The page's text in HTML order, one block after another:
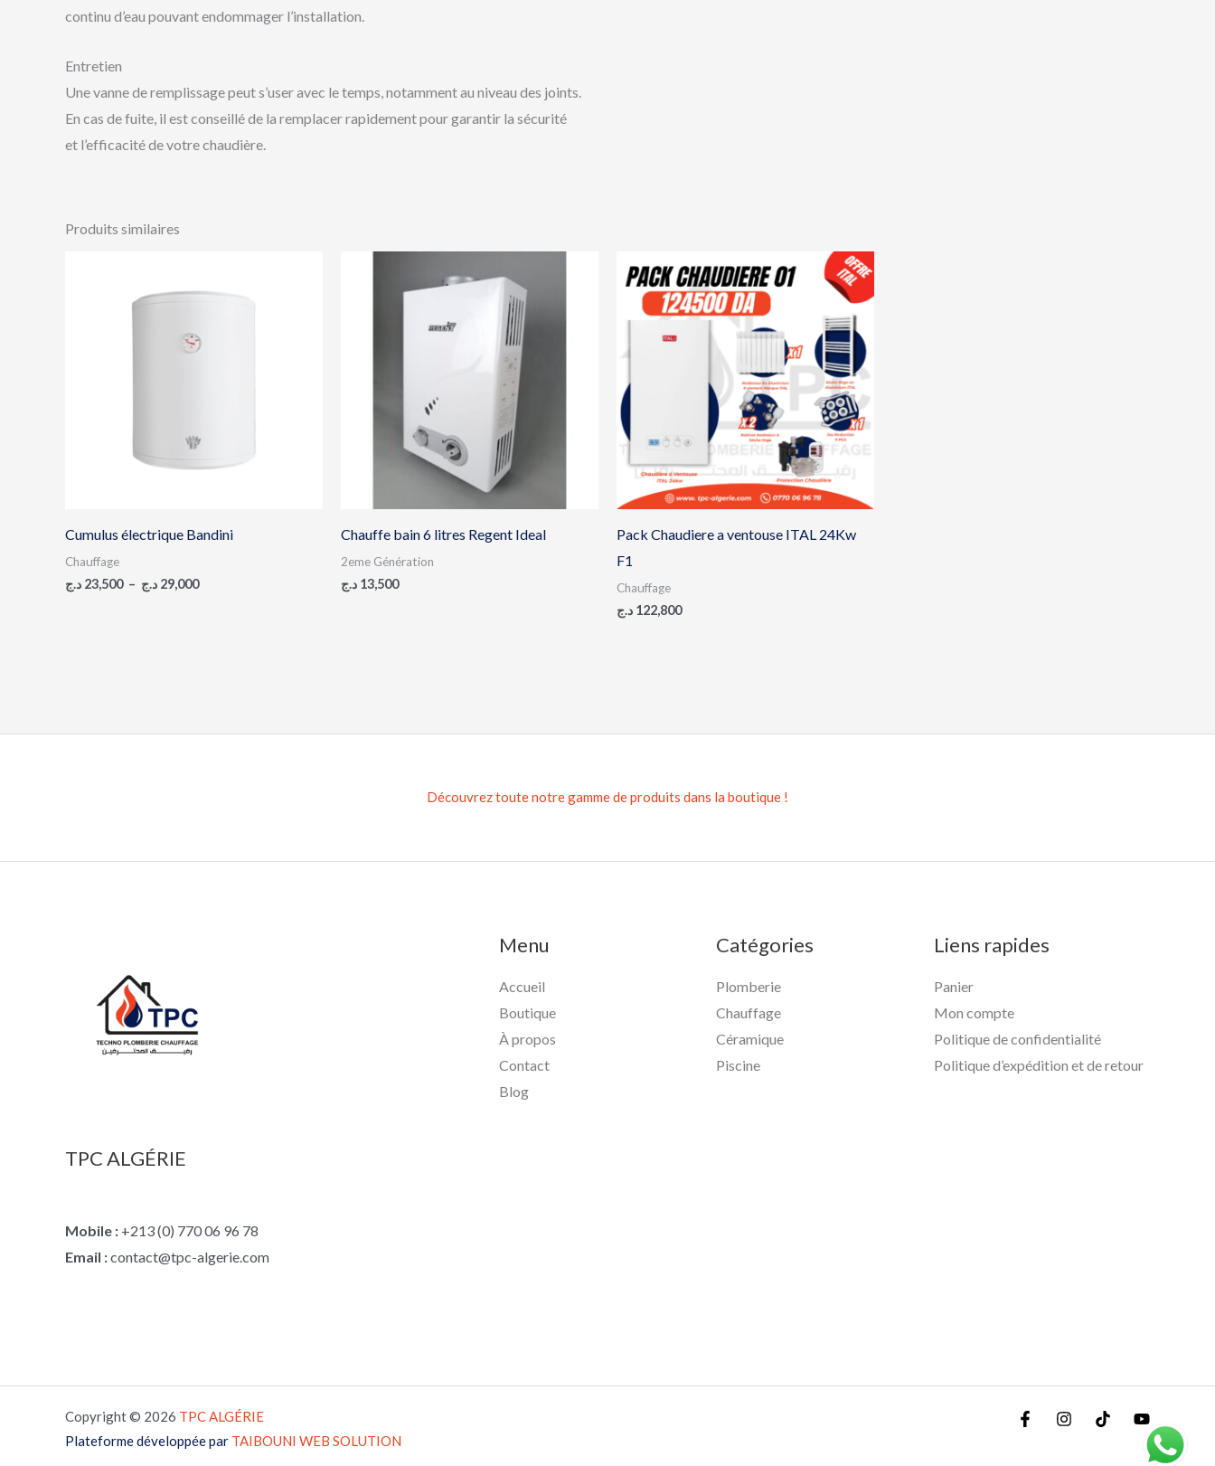
continu d’eau pouvant endommager l’installation.
Entretien
Une vanne de remplissage peut s’user avec le temps, notamment au niveau des joints.
En cas de fuite, il est conseillé de la remplacer rapidement pour garantir la sécurité
et l’efficacité de votre chaudière.
Produits similaires
Cumulus électrique Bandini
Chauffage
23,500 د.ج – 29,000 د.ج
prix :
Chauffe bain 6 litres Regent Ideal
2eme Génération
13,500 د.ج
Pack Chaudiere a ventouse ITAL 24Kw
F1
Chauffage
122,800 د.ج
Découvrez toute notre gamme de produits dans la boutique !
TPC ALGÉRIE
Mobile : +213 (0) 770 06 96 78
Email :contact@tpc-algerie.com
Menu
Accueil
Boutique
À propos
Contact
Blog
Catégories
Plomberie
Chauffage
Céramique
Piscine
Liens rapides
Panier
Mon compte
Politique de confidentialité
Politique d’expédition et de retour
Copyright © 2026 TPC ALGÉRIE
Plateforme développée par TAIBOUNI WEB SOLUTION